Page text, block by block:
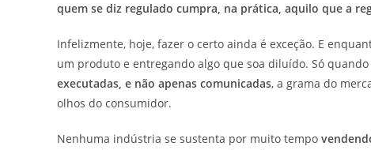
quem se diz regulado cumpra, na prática, aquilo que a
Infelizmente, hoje, fazer o certo ainda é exceção. E
um produto e entregando algo que soa diluído. Só quando
executadas, e não apenas comunicadas, a grama do
olhos do consumidor.
Nenhuma indústria se sustenta por muito tempo